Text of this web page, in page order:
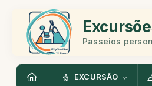
Passeios
EXCURSÃO